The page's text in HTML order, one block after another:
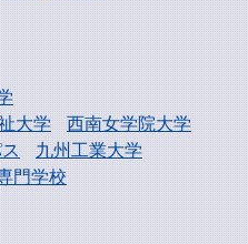
大学
西南女学院大学
九州工業大学
門学校